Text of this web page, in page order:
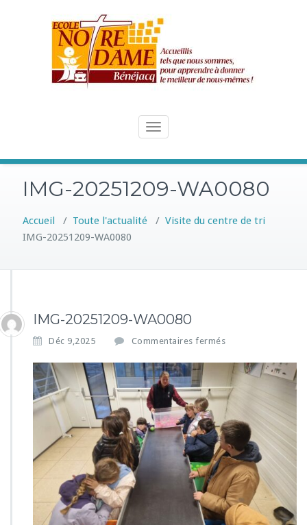
Toggle
IMG-20251209-WA0080
Accueil / Toute l'actualité / Visite du centre de tri
IMG-20251209-WA0080
IMG-20251209-WA0080
Déc 9,2025 Commentaires fermés
I
M
-
2
0
2
5
1
2
0